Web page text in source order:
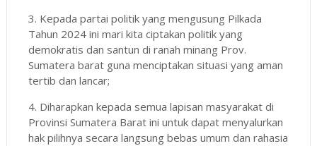
3. Kepada partai politik yang mengusung Pilkada
Tahun 2024 ini mari kita ciptakan politik yang
demokratis dan santun di ranah minang Prov.
Sumatera barat guna menciptakan situasi yang aman
tertib dan lancar;
4. Diharapkan kepada semua lapisan masyarakat di
Provinsi Sumatera Barat ini untuk dapat menyalurkan
hak pilihnya secara langsung bebas umum dan rahasia